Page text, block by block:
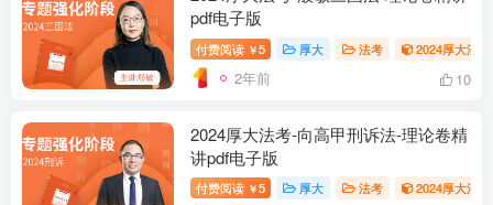
pdf电子版
付费阅读 ￥5 厚大 法考 2024厚大法
2年前 10
2024厚大法考-向高甲刑诉法-理论卷精
讲pdf电子版
付费阅读 ￥5 厚大 法考 2024厚大法